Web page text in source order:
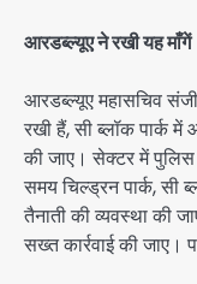
आरडब्ल्यूए ने रखी यह माँगें
आरडब्ल्यूए महासचिव
रखी हैं, सी ब्लॉक पार्क
की जाए। सेक्टर में
समय चिल्ड्रन पार्क, सी
तैनाती की व्यवस्था की
सख्त कार्रवाई की जाए।